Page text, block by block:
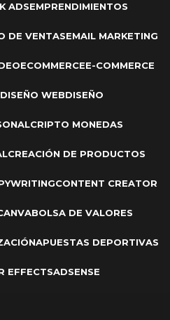
ADSEMPRENDIMIENTOS
DE VENTASEMAIL MARKETING
ECOMMERCEE-COMMERCE
DISEÑO WEBDISEÑO
CRIPTO MONEDAS
CREACIÓN DE PRODUCTOS
CONTENT CREATOR
BOLSA DE VALORES
APUESTAS DEPORTIVAS
EFFECTSADSENSE